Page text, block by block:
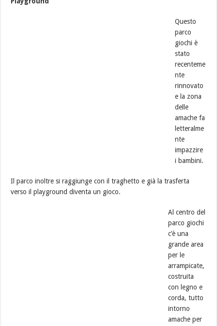
Questo
parco
giochi è
stato
recenteme
nte
rinnovato
e la zona
delle
amache fa
letteralme
nte
impazzire
i bambini.
Il parco inoltre si raggiunge con il traghetto e già la trasferta
verso il playground diventa un gioco.
Al centro del
parco giochi
c’è una
grande area
per le
arrampicate,
costruita
con legno e
corda, tutto
intorno
amache per